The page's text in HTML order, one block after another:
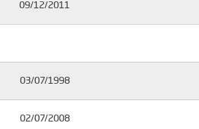
09/12/2011
03/07/1998
02/07/2008